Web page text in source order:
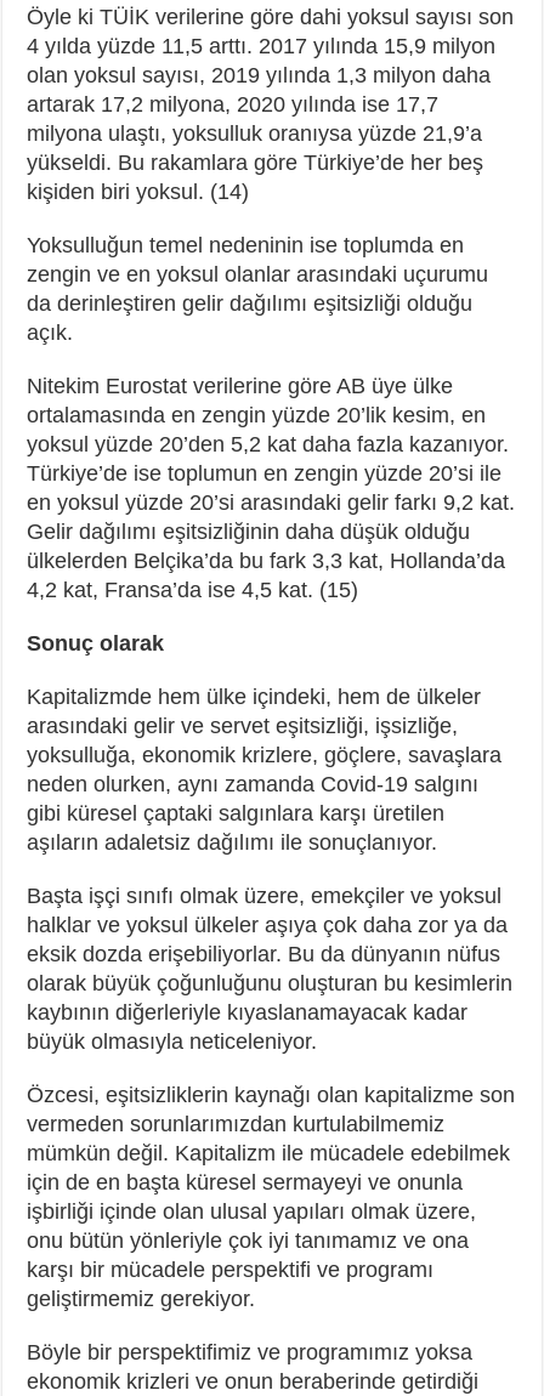
Öyle ki TÜİK verilerine göre dahi yoksul sayısı son
4 yılda yüzde 11,5 arttı. 2017 yılında 15,9 milyon
olan yoksul sayısı, 2019 yılında 1,3 milyon daha
artarak 17,2 milyona, 2020 yılında ise 17,7
milyona ulaştı, yoksulluk oranıysa yüzde 21,9’a
yükseldi. Bu rakamlara göre Türkiye’de her beş
kişiden biri yoksul. (14)
Yoksulluğun temel nedeninin ise toplumda en
zengin ve en yoksul olanlar arasındaki uçurumu
da derinleştiren gelir dağılımı eşitsizliği olduğu
açık.
Nitekim Eurostat verilerine göre AB üye ülke
ortalamasında en zengin yüzde 20’lik kesim, en
yoksul yüzde 20’den 5,2 kat daha fazla kazanıyor.
Türkiye’de ise toplumun en zengin yüzde 20’si ile
en yoksul yüzde 20’si arasındaki gelir farkı 9,2 kat.
Gelir dağılımı eşitsizliğinin daha düşük olduğu
ülkelerden Belçika’da bu fark 3,3 kat, Hollanda’da
4,2 kat, Fransa’da ise 4,5 kat. (15)
Sonuç olarak
Kapitalizmde hem ülke içindeki, hem de ülkeler
arasındaki gelir ve servet eşitsizliği, işsizliğe,
yoksulluğa, ekonomik krizlere, göçlere, savaşlara
neden olurken, aynı zamanda Covid-19 salgını
gibi küresel çaptaki salgınlara karşı üretilen
aşıların adaletsiz dağılımı ile sonuçlanıyor.
Başta işçi sınıfı olmak üzere, emekçiler ve yoksul
halklar ve yoksul ülkeler aşıya çok daha zor ya da
eksik dozda erişebiliyorlar. Bu da dünyanın nüfus
olarak büyük çoğunluğunu oluşturan bu kesimlerin
kaybının diğerleriyle kıyaslanamayacak kadar
büyük olmasıyla neticeleniyor.
Özcesi, eşitsizliklerin kaynağı olan kapitalizme son
vermeden sorunlarımızdan kurtulabilmemiz
mümkün değil. Kapitalizm ile mücadele edebilmek
için de en başta küresel sermayeyi ve onunla
işbirliği içinde olan ulusal yapıları olmak üzere,
onu bütün yönleriyle çok iyi tanımamız ve ona
karşı bir mücadele perspektifi ve programı
geliştirmemiz gerekiyor.
Böyle bir perspektifimiz ve programımız yoksa
ekonomik krizleri ve onun beraberinde getirdiği